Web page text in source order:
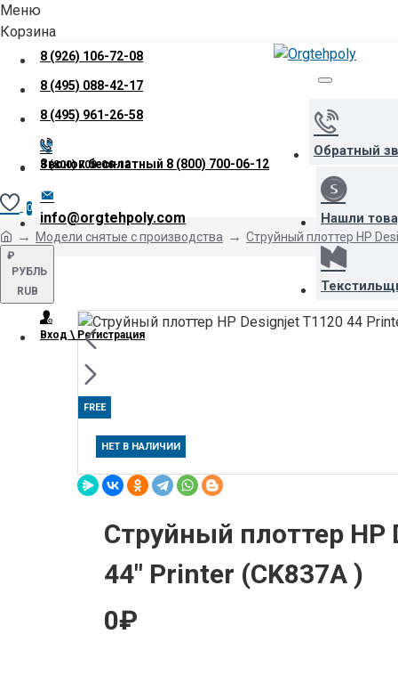
Меню
Корзина
8 (926) 106-72-08
8 (495) 088-42-17
8 (495) 961-26-58
Звонок бесплатный 8 (800) 700-06-12
info@orgtehpoly.com
₽
РУБЛЬ
RUB
Вход \ Регистрация
Обратный
Нашли
8 (800) 700-06-12
0
Модели снятые с производства Струйный плоттер HP
FREE
НЕТ В НАЛИЧИИ
Струйный плоттер HP
44" Printer (CK837A )
0₽